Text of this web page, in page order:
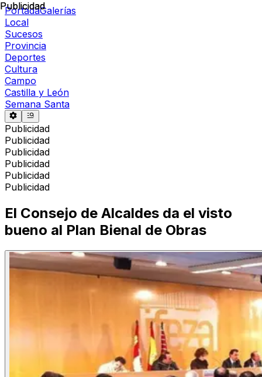
PortadaGalerías
Local
Sucesos
Provincia
Deportes
Cultura
Campo
Castilla y León
Semana Santa
Publicidad
Publicidad
Publicidad
Publicidad
Publicidad
Publicidad
Publicidad
El Consejo de Alcaldes da el visto
bueno al Plan Bienal de Obras
Publicidad